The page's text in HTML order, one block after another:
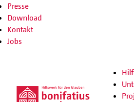
Presse
Download
Kontakt
Jobs